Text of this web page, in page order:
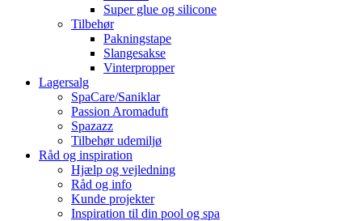
Super glue og silicone
Tilbehør
Pakningstape
Slangesakse
Vinterpropper
Lagersalg
SpaCare/Saniklar
Passion Aromaduft
Spazazz
Tilbehør udemiljø
Råd og inspiration
Hjælp og vejledning
Råd og info
Kunde projekter
Inspiration til din pool og spa